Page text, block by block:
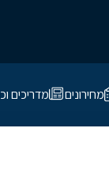
מחירונים מדריכים